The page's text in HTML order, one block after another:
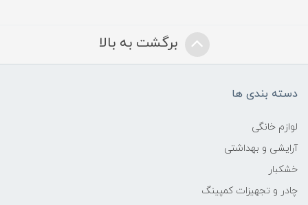
برگشت به بالا
دسته بندی ها
لوازم خانگی
آرایشی و بهداشتی
خشکبار
چادر و تجهیزات کمپینگ